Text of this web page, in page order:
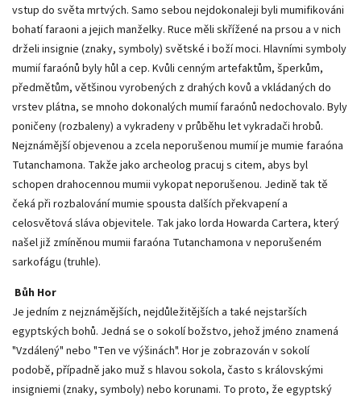
vstup do světa mrtvých. Samo sebou nejdokonaleji byli mumifikováni
bohatí faraoni a jejich manželky. Ruce měli skřížené na prsou a v nich
drželi insignie (znaky, symboly) světské i boží moci. Hlavními symboly
mumií faraónů byly hůl a cep. Kvůli cenným artefaktům, šperkům,
předmětům, většinou vyrobených z drahých kovů a vkládaných do
vrstev plátna, se mnoho dokonalých mumií faraónů nedochovalo. Byly
poničeny (rozbaleny) a vykradeny v průběhu let vykradači hrobů.
Nejznámější objevenou a zcela neporušenou mumií je mumie faraóna
Tutanchamona. Takže jako archeolog pracuj s citem, abys byl
schopen drahocennou mumii vykopat neporušenou. Jedině tak tě
čeká při rozbalování mumie spousta dalších překvapení a
celosvětová sláva objevitele. Tak jako lorda Howarda Cartera, který
našel již zmíněnou mumii faraóna Tutanchamona v neporušeném
sarkofágu (truhle).
Bůh Hor
Je jedním z nejznámějších, nejdůležitějších a také nejstarších
egyptských bohů. Jedná se o sokolí božstvo, jehož jméno znamená
"Vzdálený" nebo "Ten ve výšinách". Hor je zobrazován v sokolí
podobě, případně jako muž s hlavou sokola, často s královskými
insigniemi (znaky, symboly) nebo korunami. To proto, že egyptský